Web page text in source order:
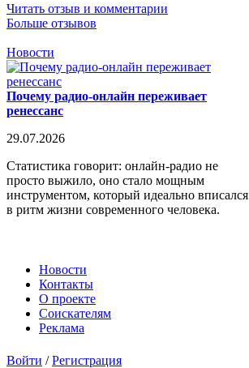
Читать отзыв и комментарии
Больше отзывов
Новости
Почему радио-онлайн переживает
ренессанс
29.07.2026
Статистика говорит: онлайн-радио не
просто выжило, оно стало мощным
инструментом, который идеально вписался
в ритм жизни современного человека.
Новости
Контакты
О проекте
Соискателям
Реклама
Войти /Регистрация